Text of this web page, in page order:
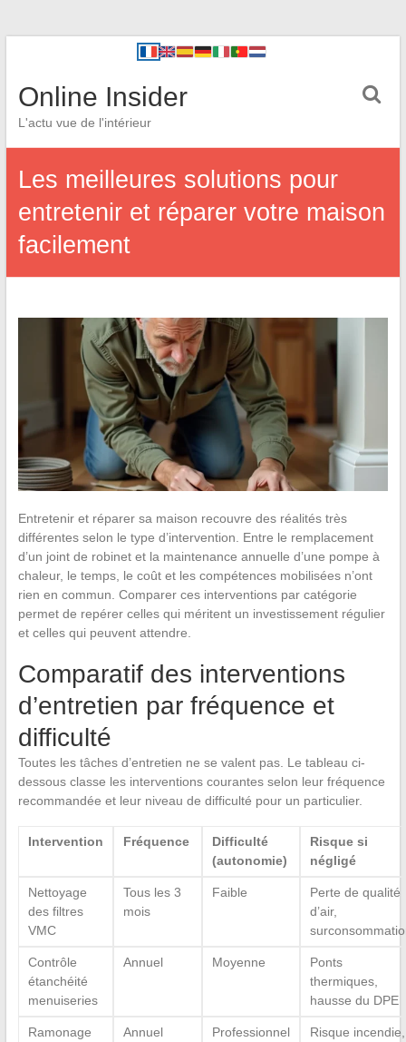
Online Insider
L'actu vue de l'intérieur
Les meilleures solutions pour
entretenir et réparer votre maison
facilement
Entretenir et réparer sa maison recouvre des réalités très
différentes selon le type d’intervention. Entre le remplacement
d’un joint de robinet et la maintenance annuelle d’une pompe à
chaleur, le temps, le coût et les compétences mobilisées n’ont
rien en commun. Comparer ces interventions par catégorie
permet de repérer celles qui méritent un investissement régulier
et celles qui peuvent attendre.
Comparatif des interventions
d’entretien par fréquence et
difficulté
Toutes les tâches d’entretien ne se valent pas. Le tableau ci-
dessous classe les interventions courantes selon leur fréquence
recommandée et leur niveau de difficulté pour un particulier.
Intervention Fréquence
Difficulté
(autonomie)
Risque si
négligé
Nettoyage
des filtres
VMC
Tous les 3
mois
Faible
Perte de qualité
d’air,
Contrôle
étanchéité
menuiseries
Annuel Moyenne
Ponts
thermiques,
hausse du DPE
Ramonage
Annuel
Professionnel
Risque incendie,